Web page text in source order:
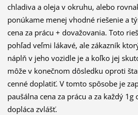
chladiva a oleja v okruhu, alebo
ponúkame menej vhodné riešenie a
cena za prácu + dovažovania. Toto
pohľad veľmi lákavé, ale zákazník
náplň v jeho vozidle je a koľko jej
môže v konečnom dôsledku oproti
cenné doplatiť. V tomto spôsobe je
paušálna cena za prácu a za každý 1g
dopláca zvlášť.